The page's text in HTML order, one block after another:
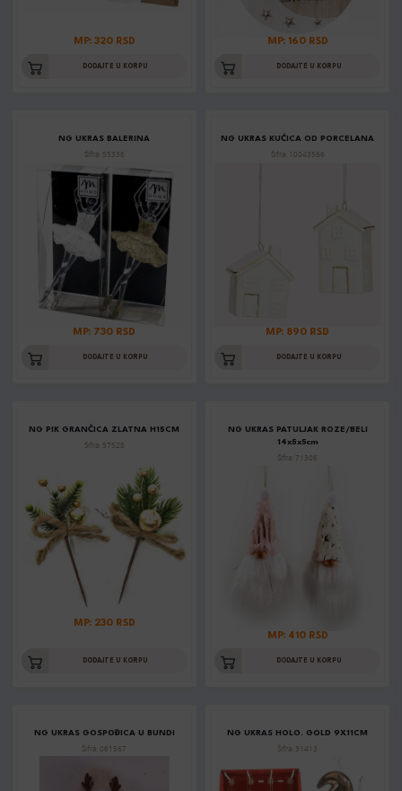
MP: 320 RSD
DODAJTE U KORPU
MP: 160 RSD
DODAJTE U KORPU
NG UKRAS BALERINA
Šifra: 55336
MP: 730 RSD
DODAJTE U KORPU
NG UKRAS KUĆICA OD PORCELANA
Šifra: 10043566
MP: 890 RSD
DODAJTE U KORPU
NG PIK GRANČICA ZLATNA H15CM
Šifra: 57528
MP: 230 RSD
DODAJTE U KORPU
NG UKRAS PATULJAK ROZE/BELI
14x5x5cm
Šifra: 71306
MP: 410 RSD
DODAJTE U KORPU
NG UKRAS GOSPOĐICA U BUNDI
Šifra: 061567
NG UKRAS HOLO. GOLD 9X11CM
Šifra: 31413